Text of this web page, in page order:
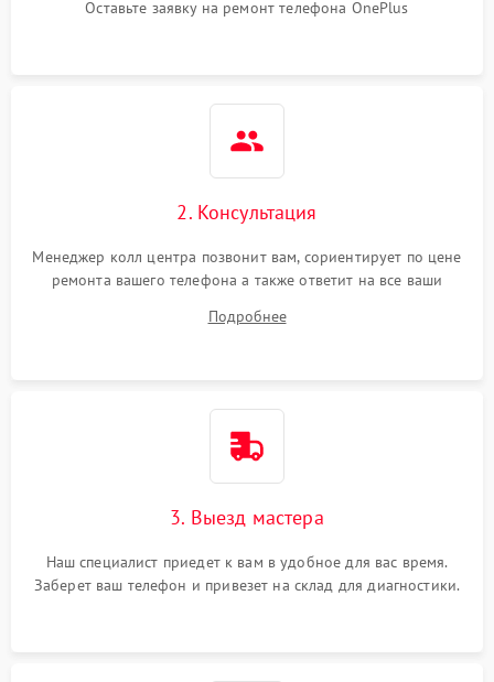
Оставьте заявку на ремонт телефона OnePlus
2. Консультация
Менеджер колл центра позвонит вам, сориентирует по цене
ремонта вашего телефона а также ответит на все ваши
Подробнее
3. Выезд мастера
Наш специалист приедет к вам в удобное для вас время.
Заберет ваш телефон и привезет на склад для диагностики.